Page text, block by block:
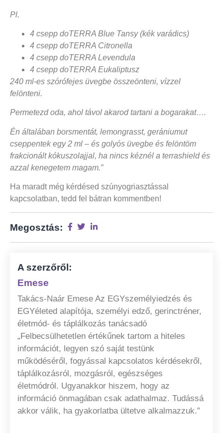
Pl.
4 csepp doTERRA Blue Tansy (kék varádics)
4 csepp doTERRA Citronella
4 csepp doTERRA Levendula
4 csepp doTERRA Eukaliptusz
240 ml-es szórófejes üvegbe összeönteni, vízzel
felönteni.
Permetezd oda, ahol távol akarod tartani a bogarakat….
Én általában borsmentát, lemongrasst, gerániumut
cseppentek egy 2 ml – és golyós üvegbe és felöntöm
frakcionált kókuszolajjal, ha nincs kéznél a terrashield és
azzal kenegetem magam.”
Ha maradt még kérdésed szúnyogriasztással
kapcsolatban, tedd fel bátran kommentben!
Megosztás:
A szerzőről:
Emese
Takács-Naár Emese Az EGYszemélyiedzés és
EGYéleted alapítója, személyi edző, gerinctréner,
életmód- és táplálkozás tanácsadó
„Felbecsülhetetlen értékűnek tartom a hiteles
információt, legyen szó saját testünk
működéséről, fogyással kapcsolatos kérdésekről,
táplálkozásról, mozgásról, egészséges
életmódról. Ugyanakkor hiszem, hogy az
információ önmagában csak adathalmaz. Tudássá
akkor válik, ha gyakorlatba ültetve alkalmazzuk.”